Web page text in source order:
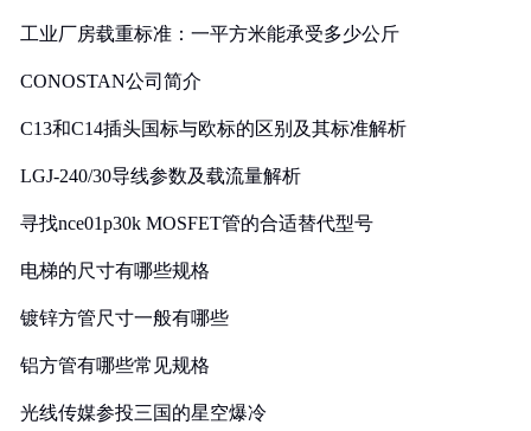
工业厂房载重标准：一平方米能承受多少公斤
CONOSTAN公司简介
C13和C14插头国标与欧标的区别及其标准解析
LGJ-240/30导线参数及载流量解析
寻找nce01p30k MOSFET管的合适替代型号
电梯的尺寸有哪些规格
镀锌方管尺寸一般有哪些
铝方管有哪些常见规格
光线传媒参投三国的星空爆冷